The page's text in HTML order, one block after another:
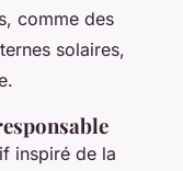
comme des
solaires,
inspiré de la